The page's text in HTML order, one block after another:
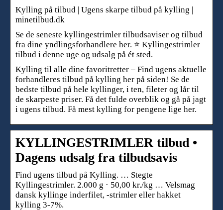
Kylling på tilbud | Ugens skarpe tilbud på kylling |
minetilbud.dk
Se de seneste kyllingestrimler tilbudsaviser og tilbud
fra dine yndlingsforhandlere her. ⭐ Kyllingestrimler
tilbud i denne uge og udsalg på ét sted.
Kylling til alle dine favoritretter – Find ugens aktuelle
forhandleres tilbud på kylling her på siden! Se de
bedste tilbud på hele kyllinger, i ten, fileter og lår til
de skarpeste priser. Få det fulde overblik og gå på jagt
i ugens tilbud. Få mest kylling for pengene lige her.
KYLLINGESTRIMLER tilbud •
Dagens udsalg fra tilbudsavis
Find ugens tilbud på Kylling. … Stegte
Kyllingestrimler. 2.000 g · 50,00 kr./kg … Velsmag
dansk kyllinge inderfilet, -strimler eller hakket
kylling 3-7%.